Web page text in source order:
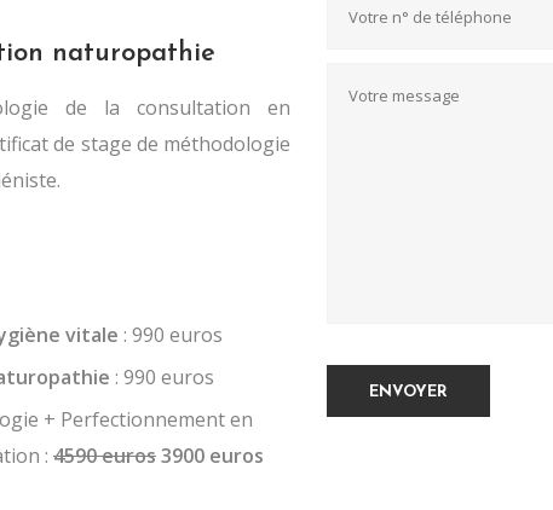
naturopathie
de la consultation en
de stage de méthodologie
vitale : 990 euros
: 990 euros
+ Perfectionnement en
: 4590 euros3900 euros